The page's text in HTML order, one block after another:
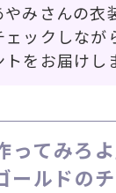
やみさんの
ックしなが
をお届けし
ってみろ
ールドの